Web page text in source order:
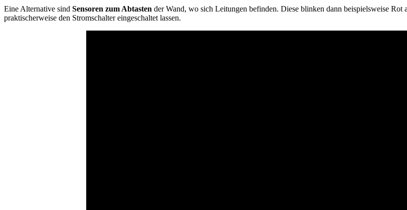
Eine Alternative sind Sensoren zum Abtasten der Wand, wo sich Leitungen befinden. Diese blinken dann beispielsweise
praktischerweise den Stromschalter eingeschaltet lassen.